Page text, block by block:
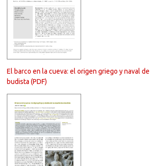
El barco en la cueva: el origen griego y naval
budista (PDF)